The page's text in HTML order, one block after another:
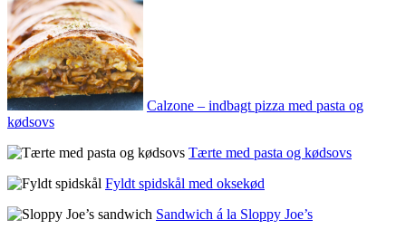
Calzone – indbagt pizza med pasta og
kødsovs
Tærte med pasta og kødsovs
Fyldt spidskål med oksekød
Sandwich á la Sloppy Joe’s